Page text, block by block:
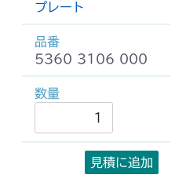
プレート
5360 3106 000
見積に追加